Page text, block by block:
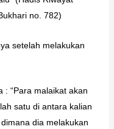
no. 782)
setelah melakukan
: “Para malaikat akan
satu di antara kalian
dia melakukan